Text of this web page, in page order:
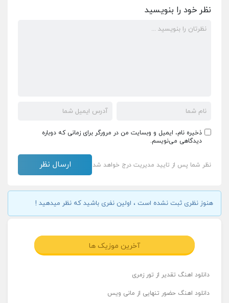
نظر خود را بنویسید
ذخیره نام، ایمیل و وبسایت من در مرورگر برای زمانی که دوباره
دیدگاهی می‌نویسم.
نظر شما پس از تایید مدیریت درج خواهد شد
هنوز نظری ثبت نشده است ، اولین نفری باشید که نظر میدهید !
آخرین موزیک ها
دانلود اهنگ تقدیر از تور زمری
دانلود اهنگ حضور تنهایی از مانی ویس